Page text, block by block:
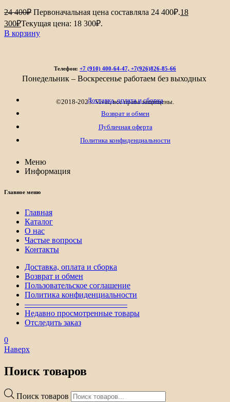
24 400₽ Первоначальная цена составляла 24 400₽.18
300₽Текущая цена: 18 300₽.
В корзину
Телефон: +7 (910) 400-64-47, +7(926)826-85-66
Понедельник – Воскресенье работаем без выходных
©2018-2023. Vivat, все права защищены.
Доставка, оплата и сборка
Возврат и обмен
Публичная оферта
Политика конфиденциальности
Меню
Информация
Главное меню
Главная
Каталог
О нас
Частые вопросы
Контакты
Доставка, оплата и сборка
Возврат и обмен
Пользовательское соглашение
Политика конфиденциальности
————————————–
Недавно просмотренные товары
Отследить заказ
0
Наверх
Поиск товаров
Поиск товаров